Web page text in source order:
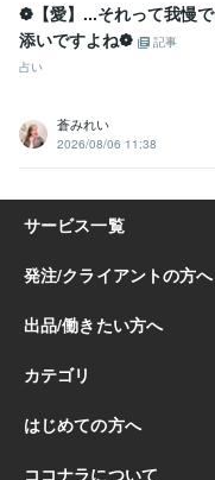
❁【愛】...それって我慢
添いですよね❁
記事
占い
蒼みれい
2026/08/06 11:38